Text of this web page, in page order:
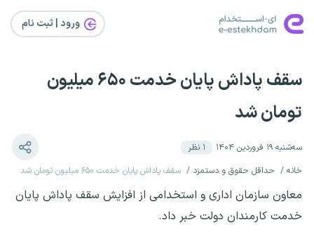
ورود | ثبت‌ نام
سقف پاداش پایان خدمت ۶۵۰ میلیون
تومان شد
سه‌شنبه ۱۹ فروردین ۱۴۰۴ ۱ نظر
خانه
حداقل حقوق و دستمزد سقف پاداش پایان خدمت ۶۵۰ میلیون تومان شد
معاون سازمان اداری و استخدامی از افزایش سقف پاداش پایان
خدمت کارمندان دولت خبر داد.